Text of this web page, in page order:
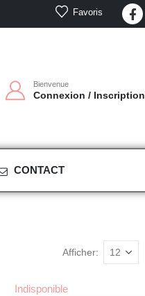
Favoris
Bienvenue
Connexion / Inscription
CONTACT
Afficher:
Indisponible